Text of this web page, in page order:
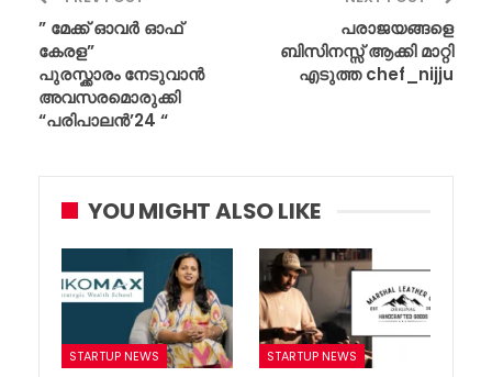
” മേക്ക് ഓവർ ഓഫ്
കേരള”
പുരസ്ക്കാരം നേടുവാൻ
അവസരമൊരുക്കി
“പരിപാലൻ’24 “
പരാജയങ്ങളെ
ബിസിനസ്സ് ആക്കി മാറ്റി
എടുത്ത chef_nijju
YOU MIGHT ALSO LIKE
STARTUP NEWS STARTUP NEWS